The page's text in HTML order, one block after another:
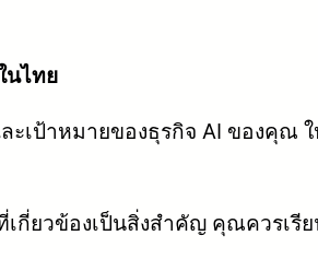
นไทย
ะเป้าหมายของธุรกิจ AI ของคุ
กี่ยวข้องเป็นสิ่งสำคัญ คุณควรเรีย